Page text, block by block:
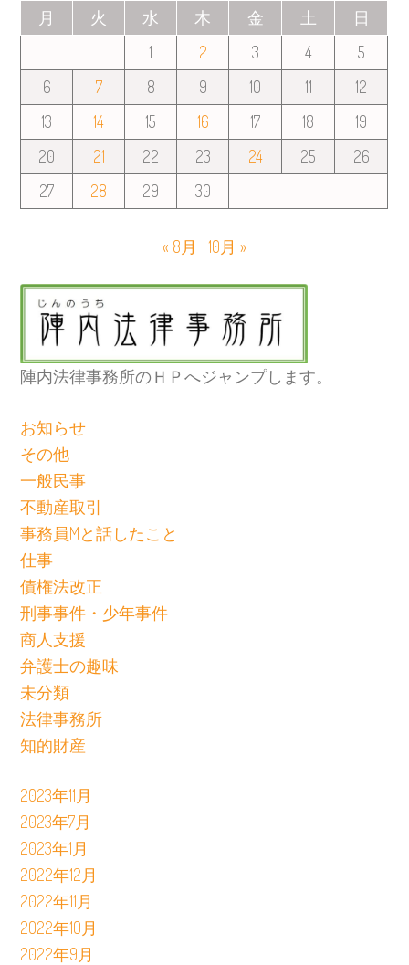
月
火 水 木 金 土
日
1
2 3 4
5
6
7 8 9 10 11
12
13
14 15 16 17 18
19
20
21 22 23 24 25
26
27
28 29 30
« 8月 10月 »
陣内法律事務所のＨＰへジャンプします。
お知らせ
その他
一般民事
不動産取引
事務員Mと話したこと
仕事
債権法改正
刑事事件・少年事件
商人支援
弁護士の趣味
未分類
法律事務所
知的財産
2023年11月
2023年7月
2023年1月
2022年12月
2022年11月
2022年10月
2022年9月